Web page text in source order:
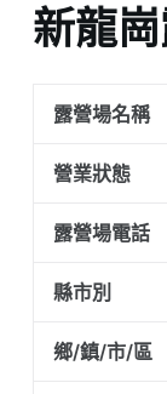
新龍
露營場名稱
營業狀態
露營場電話
縣市別
鄉/鎮/市/區